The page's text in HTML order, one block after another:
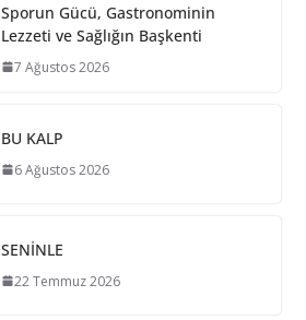
Sporun Gücü, Gastronominin
Lezzeti ve Sağlığın Başkenti
7 Ağustos 2026
BU KALP
6 Ağustos 2026
SENİNLE
22 Temmuz 2026